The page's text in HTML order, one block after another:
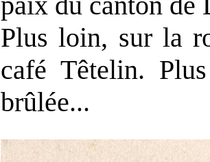
Plus loin, sur la
café Têtelin.
brûlée...